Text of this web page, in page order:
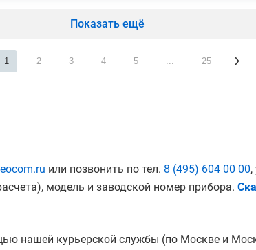
Показать ещё
1 2 3 4 5 ... 25
или позвонить по тел. 8 (495) 604 00 00,
модель и заводской номер прибора.
нашей курьерской службы (по Москве и